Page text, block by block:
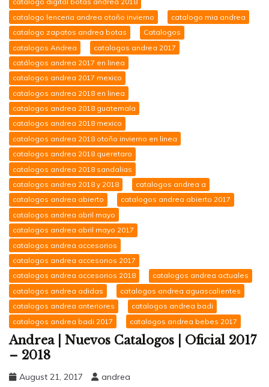
catalogo lenceria andrea otoño invierno
catalogo mia andrea
catalogo zapatos andrea botas
Catalogos
catalogos Andrea
catalogos andrea 2017
catálogos andrea 2017 en linea
catalogos andrea 2017 mexico
catalogos andrea 2018 en linea
catalogos andrea 2018 guatemala
catalogos andrea 2018 mexico
catalogos andrea 2018 otoño invierno en linea
catalogos andrea 2018 queretaro
catalogos andrea 2018 sandalias
catalogos andrea 2018 y 2018
catalogos andrea a
catalogos andrea abierto
catalogos andrea abierto 2017
catalogos andrea abril mayo
catalogos andrea abril mayo 2017
catalogos andrea accesorios
catalogos andrea accesorios 2017
catalogos andrea accesorios 2018
catalogos andrea actuales
catalogos andrea adidas
catalogos andrea aguascalientes
catalogos andrea anteriores
catalogos andrea badi
catalogos andrea badi 2017
catalogos andrea bebes 2017
Andrea | Nuevos Catalogos | Oficial 2017
– 2018
August 21, 2017 andrea